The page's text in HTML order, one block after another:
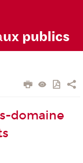
ux publics
domaine